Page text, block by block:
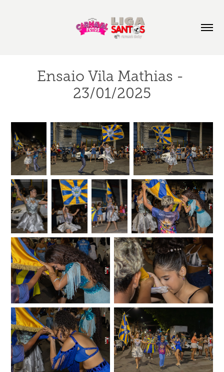
Ensaio Vila Mathias -
23/01/2025